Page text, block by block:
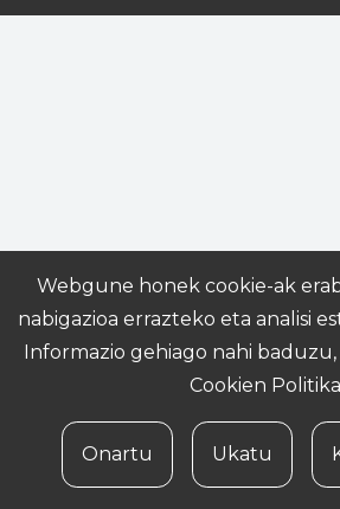
Webgune honek cookie-ak
nabigazioa errazteko eta analisi
Informazio gehiago nahi
Cookien Politika
Onartu Ukatu